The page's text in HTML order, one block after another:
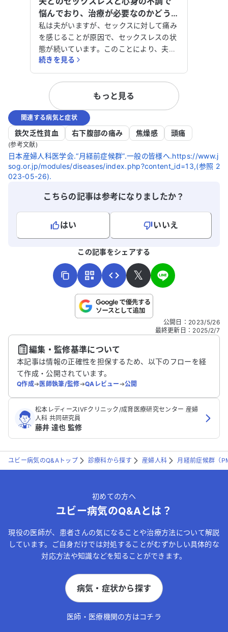
悩んでおり、治療が必要なのかどう
かなど、具体的な指針を教えていた
だきたいです。
私は夫がいますが、セックスに対して痛み
を感じることが原因で、セックスレスの状
態が続いています。このことにより、夫か
ら不満があり、なんとか解決したいと考え
ていますが、どうしても前向きになれませ
ん。 また、落ち込みやすく、自分に自信
が持てず、常に疲れている状態が続いてい
ます。これらの問題が自分の意思で解決で
きるものなのか、それとも治療が必要なの
か判断がつきません。市販薬で対処できる
のであれば試してみたいと考えています。
具体的な指針を教えていただけると助かり
ます。どうかアドバイスをお願いいたしま
す。
続きを見る
もっと見る
関連する病気と症状
鉄欠乏性貧血 右下腹部の痛み 焦燥感 頭痛
(参考文献)
日本産婦人科医学会.“月経前症候群”.一般の皆様へ.https://www.j
sog.or.jp/modules/diseases/index.php?content_id=13,(参照 2
023-05-26).
こちらの記事は参考になりましたか？
はい
いいえ
こちらは送信専用のフォームです。氏名やご自身の病気の詳細な
送信する
この記事をシェアする
𝕏
公開日 ： 2023/5/26
最終更新日 ： 2025/2/7
編集・監修基準について
本記事は情報の正確性を担保するため、以下のフローを経
て作成・公開されています。
Q作成➔医師執筆/監修➔QAレビュー➔公開
松本レディースIVFクリニック/成育医療研究センター 産婦
人科 共同研究員
藤井 達也 監修
ユビー病気のQ&Aトップ 診療科から探す 産婦人科 月経前症候群（
初めての方へ
ユビー病気のQ&Aとは？
現役の医師が、患者さんの気になることや治療方法について解説
しています。ご自身だけでは対処することがむずかしい具体的な
対応方法や知識などを知ることができます。
病気・症状から探す
医師・医療機関の方はコチラ